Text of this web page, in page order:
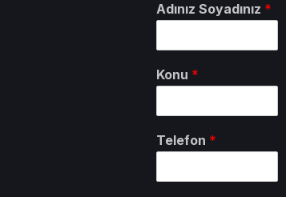
Adınız Soyadınız *
Konu *
Telefon *